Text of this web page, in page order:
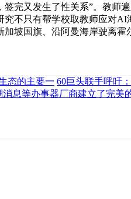
完又发生了性关系”。教师
究不只有帮学校取教师应对
加坡国旗、沿阿曼海岸驶离
态的主要一 60巨头联手呼吁
消息等办事器厂商建立了完美